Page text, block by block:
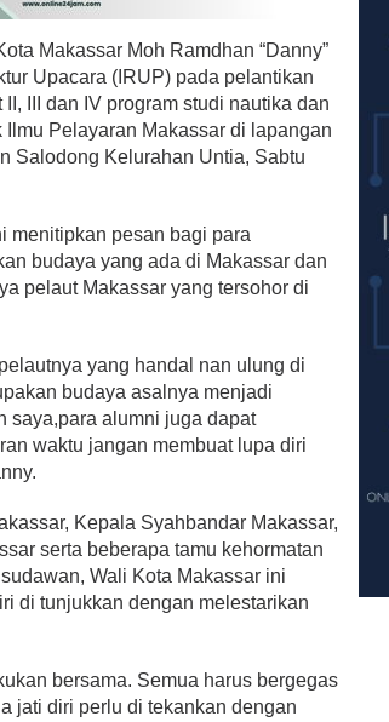
Makassar Moh Ramdhan “Danny”
Upacara (IRUP) pada pelantikan
III dan IV program studi nautika dan
Pelayaran Makassar di lapangan
Salodong Kelurahan Untia, Sabtu
menitipkan pesan bagi para
budaya yang ada di Makassar dan
pelaut Makassar yang tersohor di
yang handal nan ulung di
budaya asalnya menjadi
saya,para alumni juga dapat
waktu jangan membuat lupa diri
Kepala Syahbandar Makassar,
serta beberapa tamu kehormatan
Wali Kota Makassar ini
di tunjukkan dengan melestarikan
bersama. Semua harus bergegas
jati diri perlu di tekankan dengan